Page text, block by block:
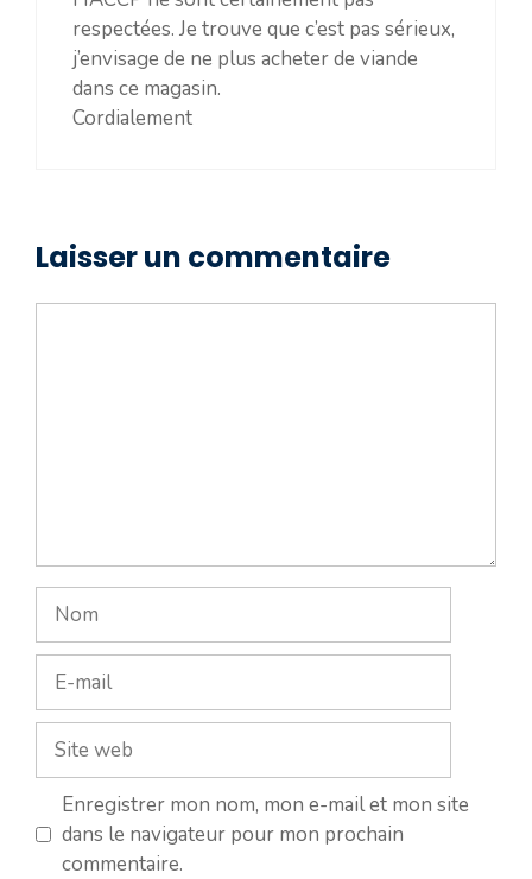
respectées. Je trouve que c’est pas sérieux,
j’envisage de ne plus acheter de viande
dans ce magasin.
Cordialement
Laisser un commentaire
Nom
mail
Site
web
Enregistrer mon nom, mon e-mail et mon site
dans le navigateur pour mon prochain
commentaire.